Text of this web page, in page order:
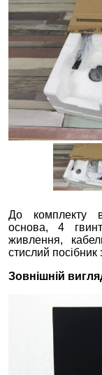
До комплекту
основа, 4
живлення,
стислий посібник
Зовнішній